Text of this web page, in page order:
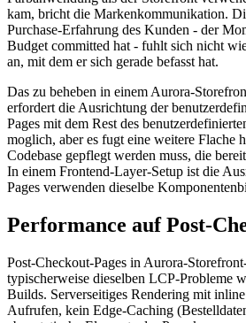
kam, bricht die Markenkommunikation.
Purchase-Erfahrung des Kunden - der
Budget committed hat - fuhlt sich nicht
an, mit dem er sich gerade befasst hat.
Das zu beheben in einem Aurora-
erfordert die Ausrichtung der
Pages mit dem Rest des
moglich, aber es fugt eine weitere Flache
Codebase gepflegt werden muss, die
In einem Frontend-Layer-Setup ist die
Pages verwenden dieselbe
Performance auf Post-
Post-Checkout-Pages in Aurora-
typischerweise dieselben LCP-Probleme
Builds. Serverseitiges Rendering mit
Aufrufen, kein Edge-Caching